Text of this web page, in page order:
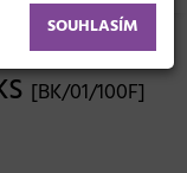
Bio-
[BK/01/100F]
SOUHLASÍM